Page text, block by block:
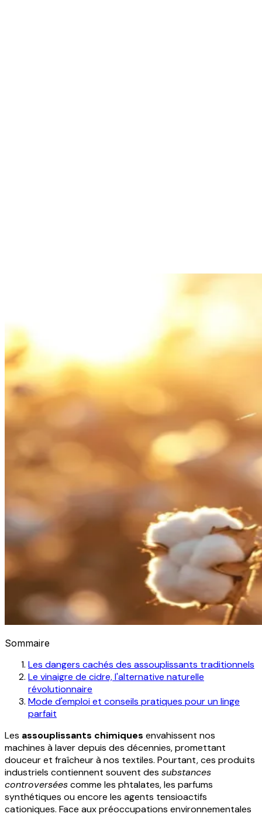
Sommaire
Les dangers cachés des assouplissants traditionnels
Le vinaigre de cidre, l'alternative naturelle
révolutionnaire
Mode d'emploi et conseils pratiques pour un linge
parfait
Les assouplissants chimiques envahissent nos
machines à laver depuis des décennies, promettant
douceur et fraîcheur à nos textiles. Pourtant, ces produits
industriels contiennent souvent des substances
controverséescomme les phtalates, les parfums
synthétiques ou encore les agents tensioactifs
cationiques. Face aux préoccupations environnementales